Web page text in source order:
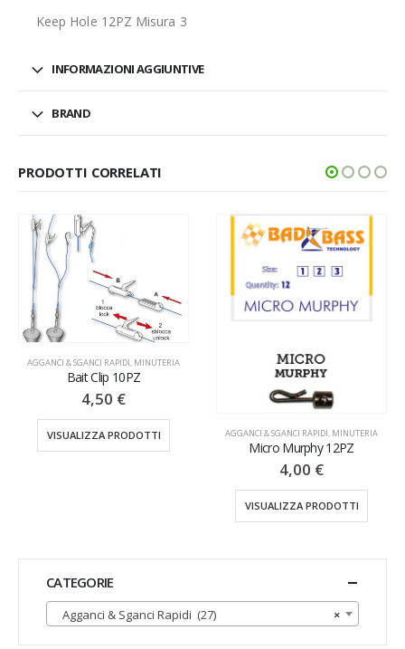
Keep Hole 12PZ Misura 3
INFORMAZIONI AGGIUNTIVE
BRAND
PRODOTTI CORRELATI
AGGANCI & SGANCI RAPIDI, MINUTERIA
Bait Clip 10PZ
4,50 €
VISUALIZZA PRODOTTI AGGANCI & SGANCI RAPIDI, MINUTERIA
Micro Murphy 12PZ
4,00 €
VISUALIZZA PRODOTTI
CATEGORIE
×
Agganci & Sganci Rapidi (27)